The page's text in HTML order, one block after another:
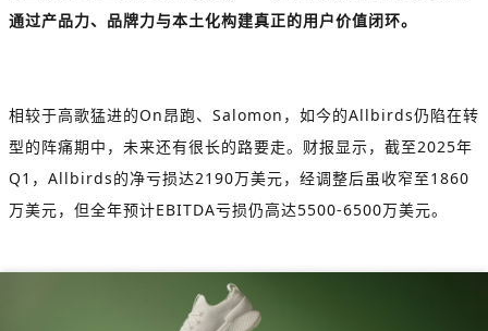
通过产品力、品牌力与本土化构建真正的用户价值闭环。
相较于高歌猛进的On昂跑、 Salomon ，如今的Allbirds仍陷在转
型的阵痛期中，未来还有很长的路要走。财报显示，截至2025年
Q1 ， Allbirds的净亏损达2190万美元，经调整后虽收窄至1860
万美元，但全年预计EBITDA亏损仍高达5500-6500万美元。